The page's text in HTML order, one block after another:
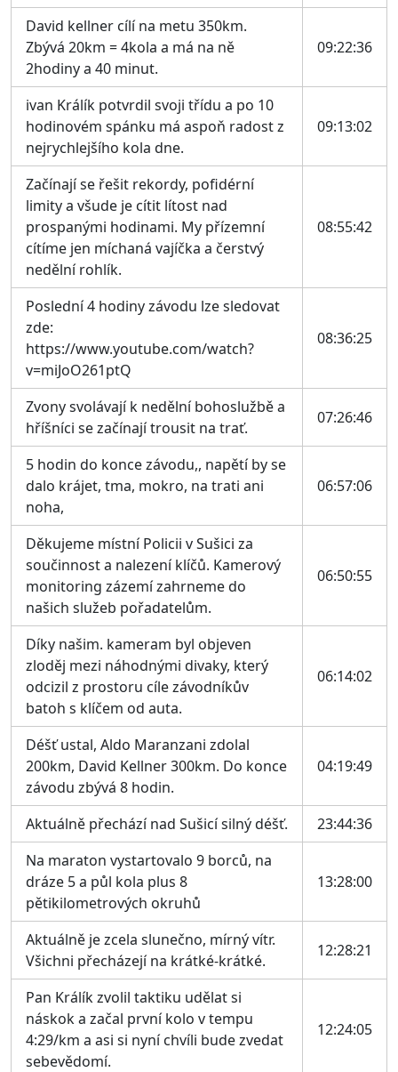
David kellner cílí na metu 350km.
Zbývá 20km = 4kola a má na ně
2hodiny a 40 minut.
09:22:36
ivan Králík potvrdil svoji třídu a po 10
hodinovém spánku má aspoň radost z
nejrychlejšího kola dne.
09:13:02
Začínají se řešit rekordy, pofidérní
limity a všude je cítit lítost nad
prospanými hodinami. My přízemní
cítíme jen míchaná vajíčka a čerstvý
nedělní rohlík.
08:55:42
Poslední 4 hodiny závodu lze sledovat
zde:
https://www.youtube.com/watch?
v=miJoO261ptQ
08:36:25
Zvony svolávají k nedělní bohoslužbě a
hříšníci se začínají trousit na trať.
07:26:46
5 hodin do konce závodu,, napětí by se
dalo krájet, tma, mokro, na trati ani
noha,
06:57:06
Děkujeme místní Policii v Sušici za
součinnost a nalezení klíčů. Kamerový
monitoring zázemí zahrneme do
našich služeb pořadatelům.
06:50:55
Díky našim. kameram byl objeven
zloděj mezi náhodnými divaky, který
odcizil z prostoru cíle závodníkův
batoh s klíčem od auta.
06:14:02
Déšť ustal, Aldo Maranzani zdolal
200km, David Kellner 300km. Do konce
závodu zbývá 8 hodin.
04:19:49
Aktuálně přechází nad Sušicí silný déšť.
23:44:36
Na maraton vystartovalo 9 borců, na
dráze 5 a půl kola plus 8
pětikilometrových okruhů
13:28:00
Aktuálně je zcela slunečno, mírný vítr.
Všichni přecházejí na krátké-krátké.
12:28:21
Pan Králík zvolil taktiku udělat si
náskok a začal první kolo v tempu
4:29/km a asi si nyní chvíli bude zvedat
sebevědomí.
12:24:05